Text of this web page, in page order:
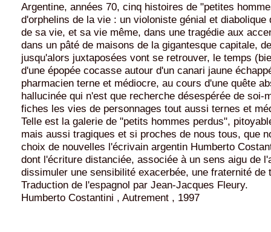
Argentine, années 70, cinq histoires de "petites
d'orphelins de la vie : un violoniste génial et diabolique
de sa vie, et sa vie même, dans une tragédie aux
dans un pâté de maisons de la gigantesque capitale,
jusqu'alors juxtaposées vont se retrouver, le temps
d'une épopée cocasse autour d'un canari jaune
pharmacien terne et médiocre, au cours d'une quête
hallucinée qui n'est que recherche désespérée de soi-
fiches les vies de personnages tout aussi ternes et
Telle est la galerie de "petits hommes perdus",
mais aussi tragiques et si proches de nous tous, que
choix de nouvelles l'écrivain argentin Humberto
dont l'écriture distanciée, associée à un sens aigu de
dissimuler une sensibilité exacerbée, une fraternité de
Traduction de l'espagnol par Jean-Jacques Fleury.
Humberto Costantini , Autrement , 1997